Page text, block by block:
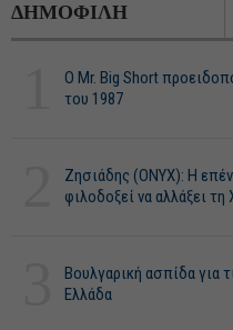
ΔΗΜΟΦΙΛΗ
O Mr. Big Short
του 1987
Ζησιάδης (ONYX): Η
φιλοδοξεί να αλλάξει τη
Βουλγαρική ασπίδα για
Ελλάδα